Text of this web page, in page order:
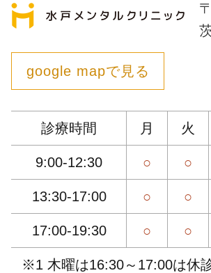
google mapで見る
診療時間 月 火
9:00-12:30 ○ ○
13:30-17:00 ○ ○
17:00-19:30 ○ ○
※1 木曜は16:30～17:00は休診